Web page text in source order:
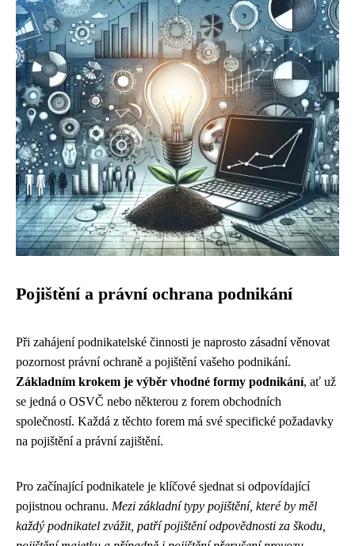
Pojištění a právní ochrana podnikání
Při zahájení podnikatelské činnosti je naprosto zásadní věnovat
pozornost právní ochraně a pojištění vašeho podnikání.
Základním krokem je výběr vhodné formy podnikání, ať už
se jedná o OSVČ nebo některou z forem obchodních
společností. Každá z těchto forem má své specifické požadavky
na pojištění a právní zajištění.
Pro začínající podnikatele je klíčové sjednat si odpovídající
pojistnou ochranu. Mezi základní typy pojištění, které by měl
každý podnikatel zvážit, patří pojištění odpovědnosti za škodu,